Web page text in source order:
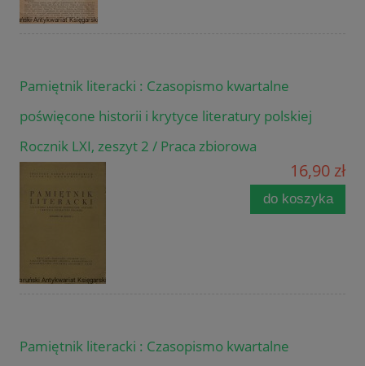
Pamiętnik literacki : Czasopismo kwartalne
poświęcone historii i krytyce literatury polskiej
Rocznik LXI, zeszyt 2 / Praca zbiorowa
16,90 zł
do koszyka
Pamiętnik literacki : Czasopismo kwartalne